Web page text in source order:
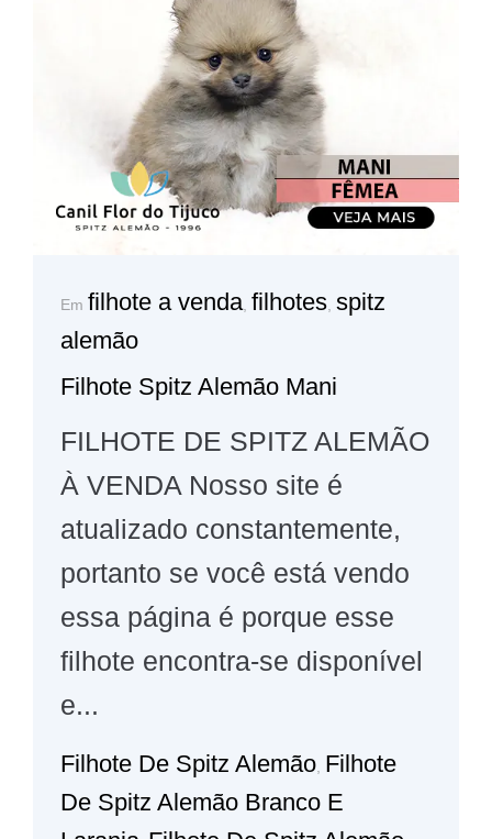
Em filhote a venda filhotes spitz
alemão
Filhote Spitz Alemão Mani
FILHOTE DE SPITZ ALEMÃO
À VENDA Nosso site é
atualizado constantemente,
portanto se você está vendo
essa página é porque esse
filhote encontra-se disponível
e...
Filhote De Spitz Alemão Filhote
De Spitz Alemão Branco E